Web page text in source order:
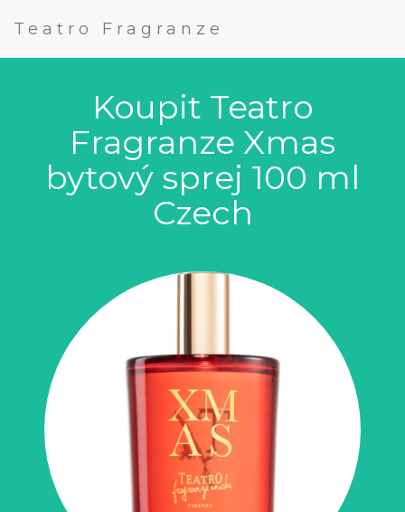
Teatro Fragranze
Koupit Teatro
Fragranze Xmas
bytový sprej 100 ml
Czech